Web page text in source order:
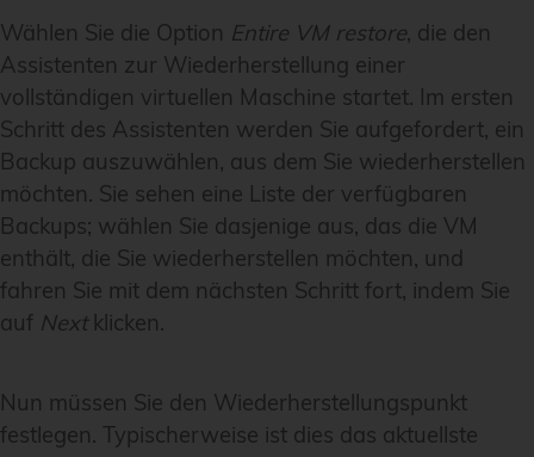
Wählen Sie die Option Entire VM restore, die den
Assistenten zur Wiederherstellung einer
vollständigen virtuellen Maschine startet. Im ersten
Schritt des Assistenten werden Sie aufgefordert, ein
Backup auszuwählen, aus dem Sie wiederherstellen
möchten. Sie sehen eine Liste der verfügbaren
Backups; wählen Sie dasjenige aus, das die VM
enthält, die Sie wiederherstellen möchten, und
fahren Sie mit dem nächsten Schritt fort, indem Sie
auf Nextklicken.
Nun müssen Sie den Wiederherstellungspunkt
festlegen. Typischerweise ist dies das aktuellste